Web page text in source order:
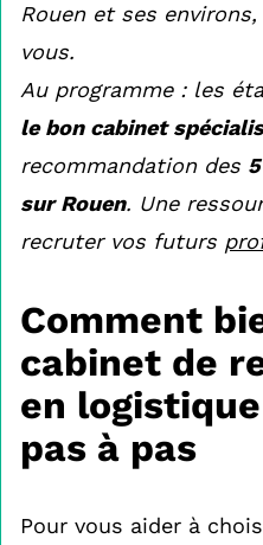
Rouen et ses
vous.
Au programme : les
le bon cabinet
recommandation des
sur Rouen. Une
recruter vos futurs
Comment
cabinet de
en
pas à pas
Pour vous aider à